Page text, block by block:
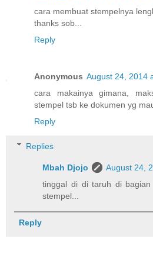
cara membuat stempelnya
thanks sob...
Reply
Anonymous August 24, 2014
cara makainya gimana,
stempel tsb ke dokumen yg
Reply
Replies
Mbah Djojo
August 24,
tinggal di di taruh di
stempel...
Reply